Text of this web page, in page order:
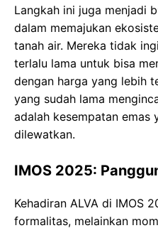
Langkah ini juga menjadi
dalam memajukan
tanah air. Mereka tidak
terlalu lama untuk bisa
dengan harga yang lebih
yang sudah lama
adalah kesempatan emas
dilewatkan.
IMOS 2025:
Kehadiran ALVA di IMOS
formalitas, melainkan